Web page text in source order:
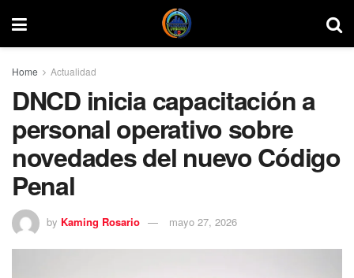
Home Actualidad
DNCD inicia capacitación a
personal operativo sobre
novedades del nuevo Código
Penal
by Kaming Rosario mayo 27, 2026